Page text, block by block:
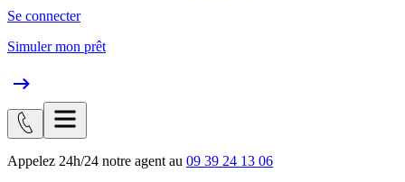
Se connecter
Simuler mon prêt
Appelez 24h/24 notre agent au 09 39 24 13 06